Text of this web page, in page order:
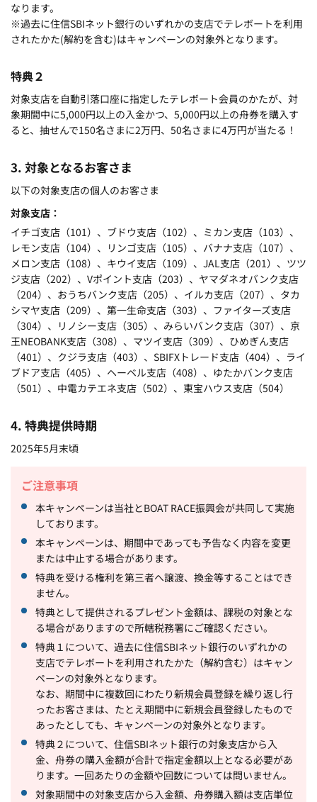
なります。
※過去に住信SBIネット銀行のいずれかの支店でテレボートを利用
されたかた(解約を含む)はキャンペーンの対象外となります。
特典２
対象支店を自動引落口座に指定したテレボート会員のかたが、対
象期間中に5,000円以上の入金かつ、5,000円以上の舟券を購入す
ると、抽せんで150名さまに2万円、50名さまに4万円が当たる！
3. 対象となるお客さま
以下の対象支店の個人のお客さま
対象支店
イチゴ支店（101）、ブドウ支店（102）、ミカン支店（103）、
レモン支店（104）、リンゴ支店（105）、バナナ支店（107）、
メロン支店（108）、キウイ支店（109）、JAL支店（201）、ツツ
ジ支店（202）、Vポイント支店（203）、ヤマダネオバンク支店
（204）、おうちバンク支店（205）、イルカ支店（207）、タカ
シマヤ支店（209）、第一生命支店（303）、ファイターズ支店
（304）、リノシー支店（305）、みらいバンク支店（307）、京
王NEOBANK支店（308）、マツイ支店（309）、ひめぎん支店
（401）、クジラ支店（403）、SBIFXトレード支店（404）、ライ
ブドア支店（405）、ヘーベル支店（408）、ゆたかバンク支店
（501）、 中電カテエネ支店（502）、東宝ハウス支店（504）
4. 特典提供時期
2025年5月末頃
ご注意事項
本キャンペーンは当社とBOAT RACE振興会が共同して実施
しております。
本キャンペーンは、期間中であっても予告なく内容を変更
または中止する場合があります。
特典を受ける権利を第三者へ譲渡、換金等することはでき
ません。
特典として提供されるプレゼント金額は、課税の対象とな
る場合がありますので所轄税務署にご確認ください。
特典１について、過去に住信SBIネット銀行のいずれかの
支店でテレボートを利用されたかた（解約含む）はキャン
ペーンの対象外となります。
なお、期間中に複数回にわたり新規会員登録を繰り返し行
ったお客さまは、たとえ期間中に新規会員登録したもので
あったとしても、キャンペーンの対象外となります。
特典２について、住信SBIネット銀行の対象支店から入
金、舟券の購入金額が合計で指定金額以上となる必要があ
ります。一回あたりの金額や回数については問いません。
対象期間中の対象支店から入金額、舟券購入額は支店単位